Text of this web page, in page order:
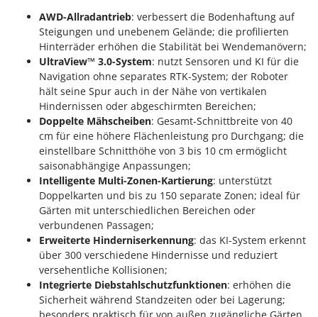
Palettengabeln für Traktoren
Pelletpressen
Pflüge für Traktor
Planierschilder für Traktoren
Plasmaschneider
Poolroboter
Pools
Poolstaubsauger
Rasenmäher
Rasensodenschneider
Rasentraktoren Aufsitzmäher
Rasentrimmer - Kantenschneider
Rasentrimmer - Motorsensen - Freischneider
Forest Master
Francini
G3 Ferrari
Gardena
Garofalo
GeoTech
GeoTech Pro
Gierre
Ginko - MGM
Gipeco
Girmi
Goodyear
GRAEF
Gre
AWD-Allradantrieb: verbessert die Bodenhaftung auf
Steigungen und unebenem Gelände; die profilierten
Hinterräder erhöhen die Stabilität bei Wendemanövern;
UltraView™ 3.0-System: nutzt Sensoren und KI für die
Navigation ohne separates RTK-System; der Roboter
hält seine Spur auch in der Nähe von vertikalen
Hindernissen oder abgeschirmten Bereichen;
Doppelte Mähscheiben: Gesamt-Schnittbreite von 40
cm für eine höhere Flächenleistung pro Durchgang; die
einstellbare Schnitthöhe von 3 bis 10 cm ermöglicht
saisonabhängige Anpassungen;
Intelligente Multi-Zonen-Kartierung: unterstützt
Doppelkarten und bis zu 150 separate Zonen; ideal für
Gärten mit unterschiedlichen Bereichen oder
verbundenen Passagen;
Erweiterte Hinderniserkennung: das KI-System erkennt
über 300 verschiedene Hindernisse und reduziert
versehentliche Kollisionen;
Integrierte Diebstahlschutzfunktionen: erhöhen die
Sicherheit während Standzeiten oder bei Lagerung;